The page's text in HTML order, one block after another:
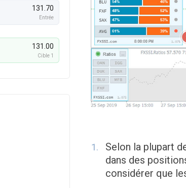
131.70
Entrée
131.00
Cible 1
Selon la plupart
dans des
considérer que